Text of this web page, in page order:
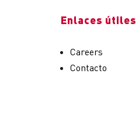
Enlaces útiles
Careers
Contacto